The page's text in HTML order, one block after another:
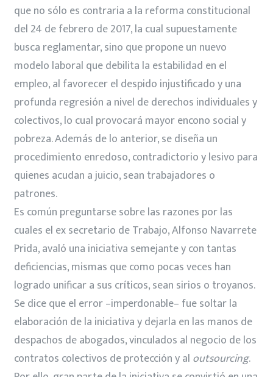
que no sólo es contraria a la reforma constitucional
del 24 de febrero de 2017, la cual supuestamente
busca reglamentar, sino que propone un nuevo
modelo laboral que debilita la estabilidad en el
empleo, al favorecer el despido injustificado y una
profunda regresión a nivel de derechos individuales y
colectivos, lo cual provocará mayor encono social y
pobreza. Además de lo anterior, se diseña un
procedimiento enredoso, contradictorio y lesivo para
quienes acudan a juicio, sean trabajadores o
patrones.
Es común preguntarse sobre las razones por las
cuales el ex secretario de Trabajo, Alfonso Navarrete
Prida, avaló una iniciativa semejante y con tantas
deficiencias, mismas que como pocas veces han
logrado unificar a sus críticos, sean sirios o troyanos.
Se dice que el error –imperdonable– fue soltar la
elaboración de la iniciativa y dejarla en las manos de
despachos de abogados, vinculados al negocio de los
contratos colectivos de protección y al outsourcing.